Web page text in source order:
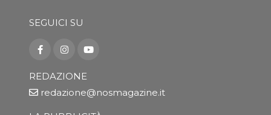
SEGUICI SU
REDAZIONE
redazione@nosmagazine.it